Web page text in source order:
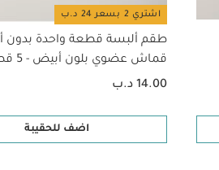
اشتري 2 بسعر 24 د.ب
طقم ألبسة قطعة واحدة بدون
قماش عضوي بلون أبيض - 5 قطع
14.00 د.ب
اضف للحقيبة